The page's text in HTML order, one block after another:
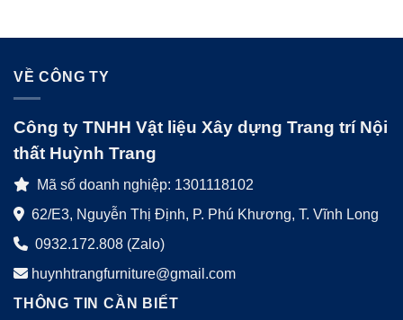
VỀ CÔNG TY
Công ty TNHH Vật liệu Xây dựng Trang trí Nội
thất Huỳnh Trang
Mã số doanh nghiệp: 1301118102
62/E3, Nguyễn Thị Định, P. Phú Khương, T. Vĩnh Long
0932.172.808 (Zalo)
huynhtrangfurniture@gmail.com
THÔNG TIN CẦN BIẾT